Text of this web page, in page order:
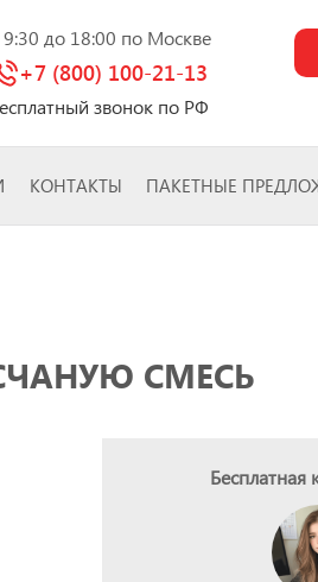
9:30 до 18:00 по Москве
+7 (800) 100-21-13
звонок по РФ
КОНТАКТЫ ПАКЕТНЫЕ
СМЕСЬ
Бесплатная